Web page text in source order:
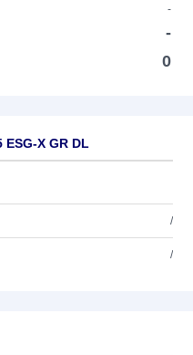
-
-
0
X GR DL
/
/